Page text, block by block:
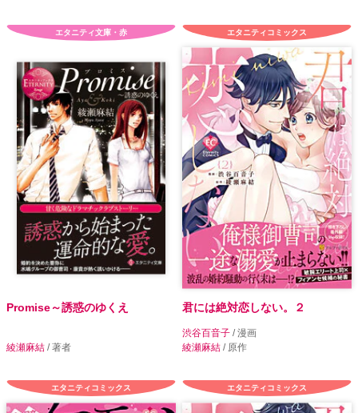
エタニティ文庫・赤
Promise～誘惑のゆくえ
綾瀬麻結 / 著者
エタニティコミックス
君には絶対恋しない。２
渋谷百音子 / 漫画
綾瀬麻結 / 原作
エタニティコミックス エタニティコミックス